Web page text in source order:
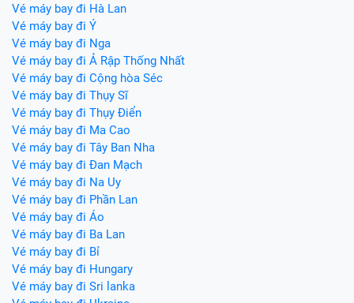
Vé máy bay đi Hà Lan
Vé máy bay đi Ý
Vé máy bay đi Nga
Vé máy bay đi Ả Rập Thống Nhất
Vé máy bay đi Cộng hòa Séc
Vé máy bay đi Thụy Sĩ
Vé máy bay đi Thụy Điển
Vé máy bay đi Ma Cao
Vé máy bay đi Tây Ban Nha
Vé máy bay đi Đan Mạch
Vé máy bay đi Na Uy
Vé máy bay đi Phần Lan
Vé máy bay đi Áo
Vé máy bay đi Ba Lan
Vé máy bay đi Bỉ
Vé máy bay đi Hungary
Vé máy bay đi Sri lanka